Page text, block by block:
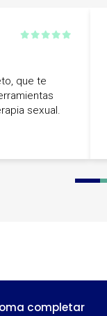
que te
sexual.
0 1
completar